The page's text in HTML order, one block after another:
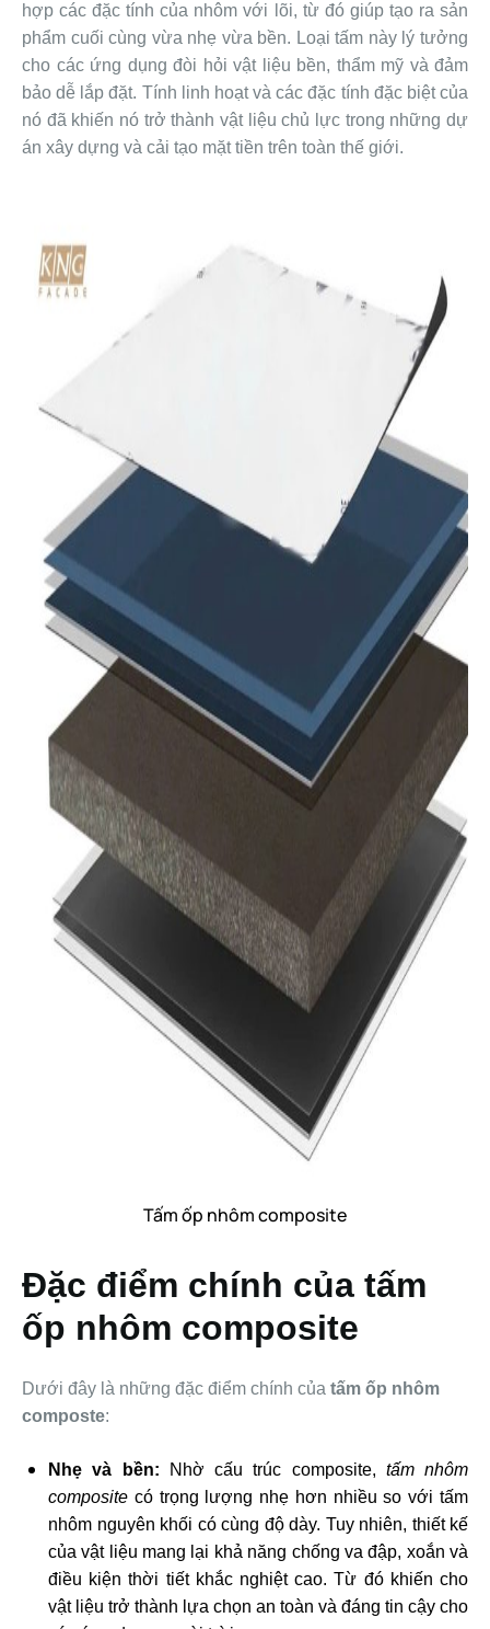
hợp các đặc tính của nhôm với lõi, từ đó giúp tạo ra sản
phẩm cuối cùng vừa nhẹ vừa bền. Loại tấm này lý tưởng
cho các ứng dụng đòi hỏi vật liệu bền, thẩm mỹ và đảm
bảo dễ lắp đặt. Tính linh hoạt và các đặc tính đặc biệt của
nó đã khiến nó trở thành vật liệu chủ lực trong những dự
án xây dựng và cải tạo mặt tiền trên toàn thế giới.
Tấm ốp nhôm composite
Đặc điểm chính của tấm
ốp nhôm composite
Dưới đây là những đặc điểm chính của tấm ốp nhôm
composte:
Nhẹ và bền: Nhờ cấu trúc composite, tấm nhôm
composite có trọng lượng nhẹ hơn nhiều so với tấm
nhôm nguyên khối có cùng độ dày. Tuy nhiên, thiết kế
của vật liệu mang lại khả năng chống va đập, xoắn và
điều kiện thời tiết khắc nghiệt cao. Từ đó khiến cho
vật liệu trở thành lựa chọn an toàn và đáng tin cậy cho